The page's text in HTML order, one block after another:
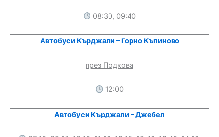
08:30, 09:40
Автобуси Кърджали – Горно Къпиново
през Подкова
12:00
Автобуси Кърджали – Джебел